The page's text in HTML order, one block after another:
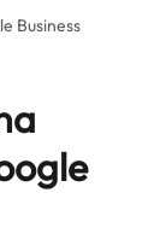
Business